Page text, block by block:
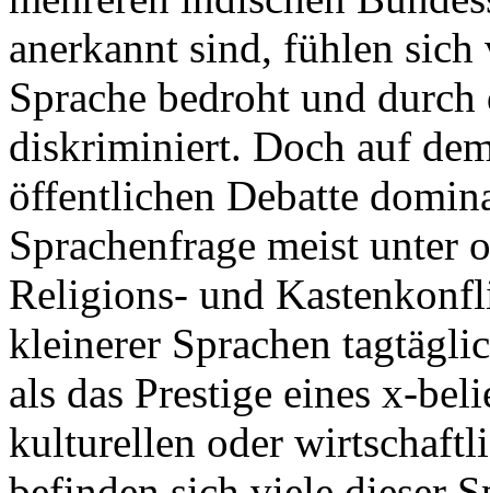
anerkannt sind, fühlen
Sprache bedroht und
diskriminiert. Doch auf
öffentlichen Debatte
Sprachenfrage meist unter
Religions- und
kleinerer Sprachen
als das Prestige eines x-
kulturellen oder